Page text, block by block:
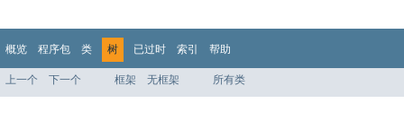
概览 程序包 类 树 已过时 索引 帮助
上一个 下一个 框架 无框架 所有类